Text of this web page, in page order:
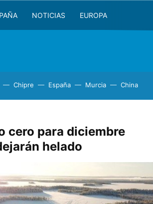
NOTICIAS EUROPA
Chipre España Murcia China
cero para diciembre
helado